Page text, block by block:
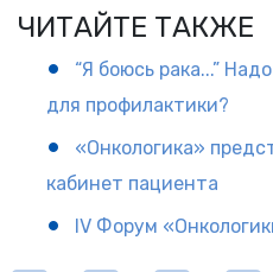
ЧИТАЙТЕ ТАКЖЕ
“Я боюсь рака...”
для профилактики?
«Онкологика»
кабинет пациента
IV Форум